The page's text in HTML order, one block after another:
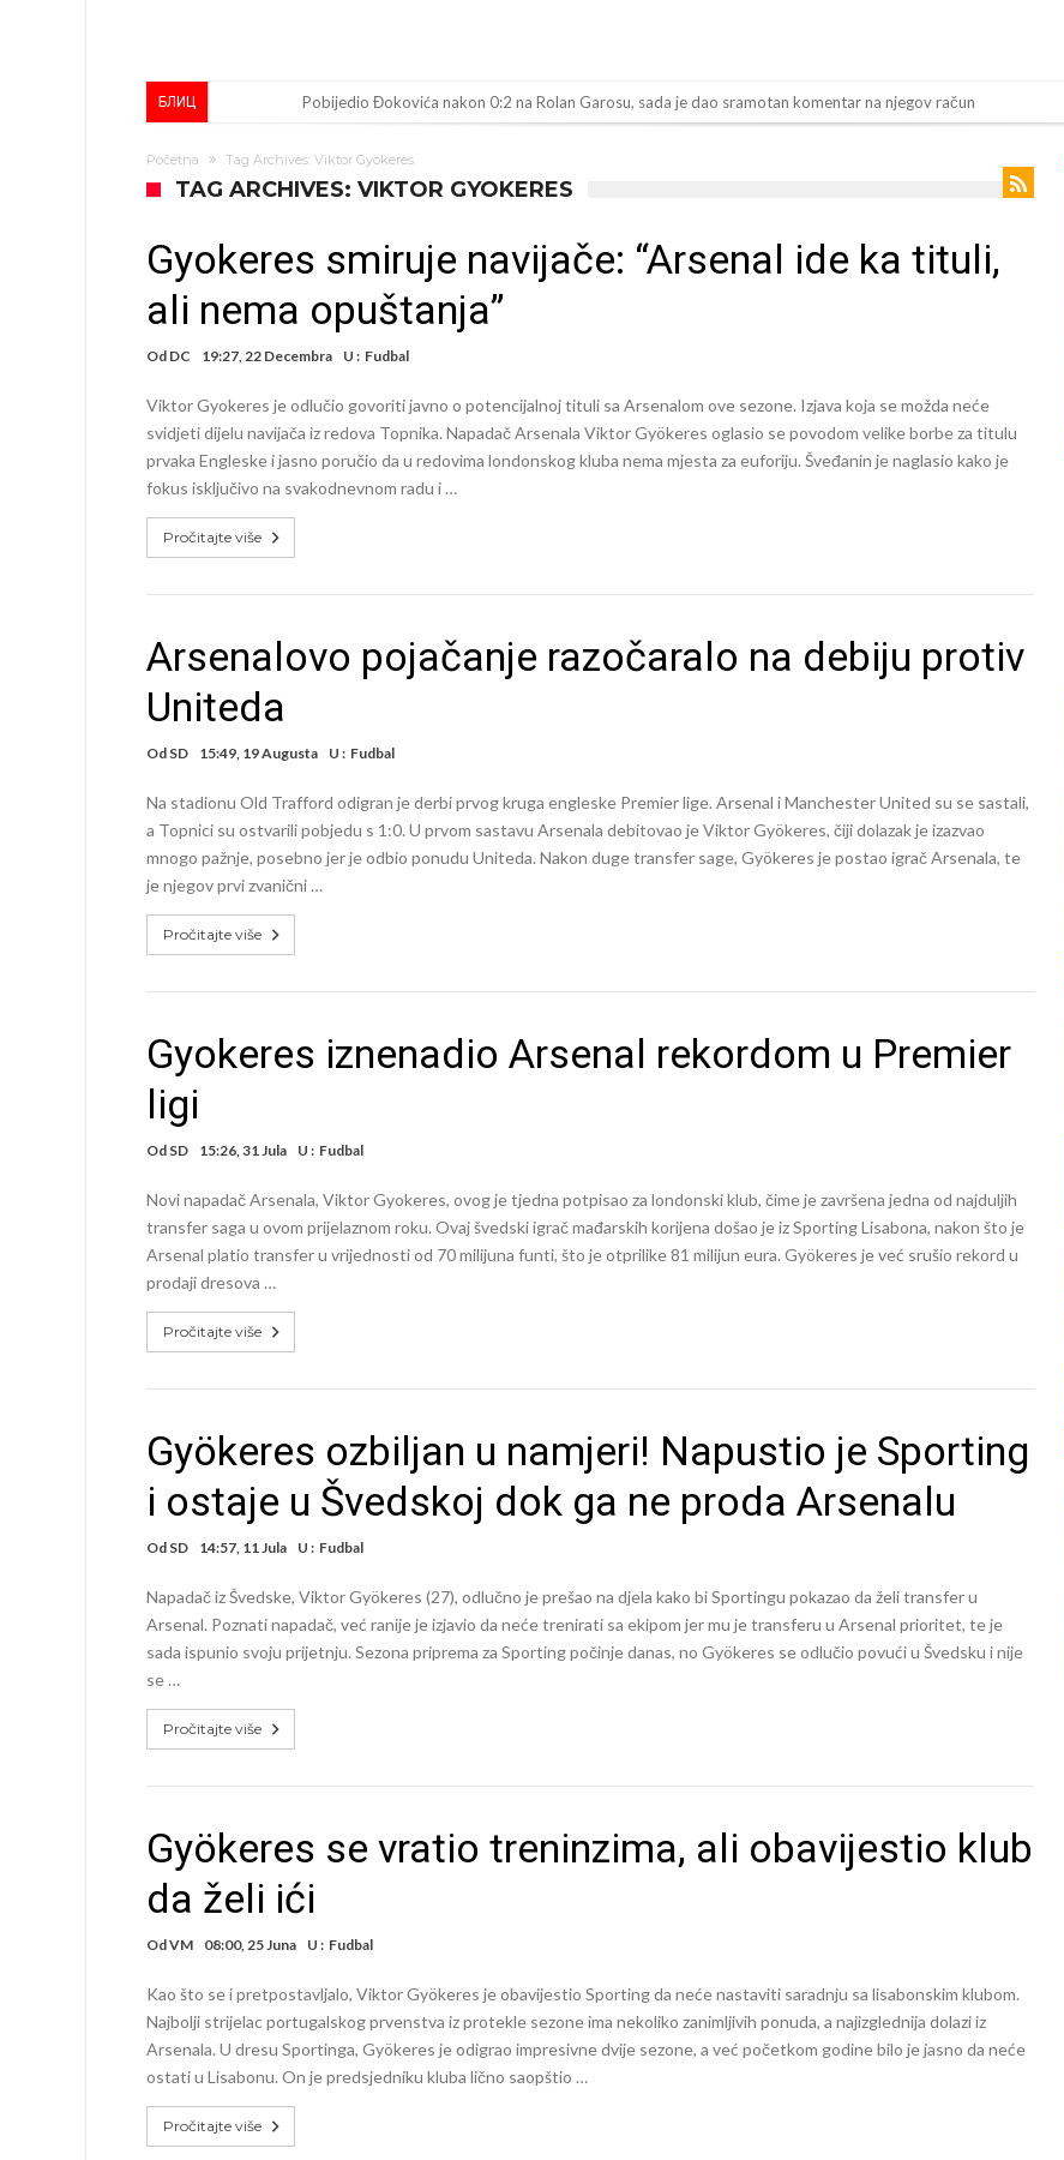
БЛИЦ Direktor FIA o drami Formule 1: “Ne možemo da idemo toliko daleko”
Prva ponuda za Rafaela Leaa – odbijena!
Veliki udarac za Barcelonu: Junak finala Svjetskog prvenstva želi otići
Deco nije posjetio Madrid samo zbog Alvareza, Barcelona planira historijski transfer?
Kapiten slavnog kluba ubijen u napadu ispred svoje kuće, nacija zahtijeva pravdu.
GROM USMRTIO FUDBALERA: Velika tragedija! Povrijeđeno još 12 igrača!
Početna Tag Archives: Viktor Gyokeres
TAG ARCHIVES: VIKTOR GYOKERES
Gyokeres smiruje navijače: “Arsenal ide ka tituli,
ali nema opuštanja”
Od DC 19:27, 22 Decembra U : Fudbal
Viktor Gyokeres je odlučio govoriti javno o potencijalnoj tituli sa Arsenalom ove sezone. Izjava koja se možda neće
svidjeti dijelu navijača iz redova Topnika. Napadač Arsenala Viktor Gyökeres oglasio se povodom velike borbe za titulu
prvaka Engleske i jasno poručio da u redovima londonskog kluba nema mjesta za euforiju. Šveđanin je naglasio kako je
fokus isključivo na svakodnevnom radu i …
Pročitajte više
Arsenalovo pojačanje razočaralo na debiju protiv
Uniteda
Od SD 15:49, 19 Augusta U : Fudbal
Na stadionu Old Trafford odigran je derbi prvog kruga engleske Premier lige. Arsenal i Manchester United su se sastali,
a Topnici su ostvarili pobjedu s 1:0. U prvom sastavu Arsenala debitovao je Viktor Gyökeres, čiji dolazak je izazvao
mnogo pažnje, posebno jer je odbio ponudu Uniteda. Nakon duge transfer sage, Gyökeres je postao igrač Arsenala, te
je njegov prvi zvanični …
Pročitajte više
Gyokeres iznenadio Arsenal rekordom u Premier
ligi
Od SD 15:26, 31 Jula U : Fudbal
Novi napadač Arsenala, Viktor Gyokeres, ovog je tjedna potpisao za londonski klub, čime je završena jedna od najduljih
transfer saga u ovom prijelaznom roku. Ovaj švedski igrač mađarskih korijena došao je iz Sporting Lisabona, nakon što je
Arsenal platio transfer u vrijednosti od 70 milijuna funti, što je otprilike 81 milijun eura. Gyökeres je već srušio rekord u
prodaji dresova …
Pročitajte više
Gyökeres ozbiljan u namjeri! Napustio je Sporting
i ostaje u Švedskoj dok ga ne proda Arsenalu
Od SD 14:57, 11 Jula U : Fudbal
Napadač iz Švedske, Viktor Gyökeres (27), odlučno je prešao na djela kako bi Sportingu pokazao da želi transfer u
Arsenal. Poznati napadač, već ranije je izjavio da neće trenirati sa ekipom jer mu je transferu u Arsenal prioritet, te je
sada ispunio svoju prijetnju. Sezona priprema za Sporting počinje danas, no Gyökeres se odlučio povući u Švedsku i nije
se …
Pročitajte više
Gyökeres se vratio treninzima, ali obavijestio klub
da želi ići
OdVM 08:00, 25 Juna U : Fudbal
Kao što se i pretpostavljalo, Viktor Gyökeres je obavijestio Sporting da neće nastaviti saradnju sa lisabonskim klubom.
Najbolji strijelac portugalskog prvenstva iz protekle sezone ima nekoliko zanimljivih ponuda, a najizglednija dolazi iz
Arsenala. U dresu Sportinga, Gyökeres je odigrao impresivne dvije sezone, a već početkom godine bilo je jasno da neće
ostati u Lisabonu. On je predsjedniku kluba lično saopštio …
Pročitajte više